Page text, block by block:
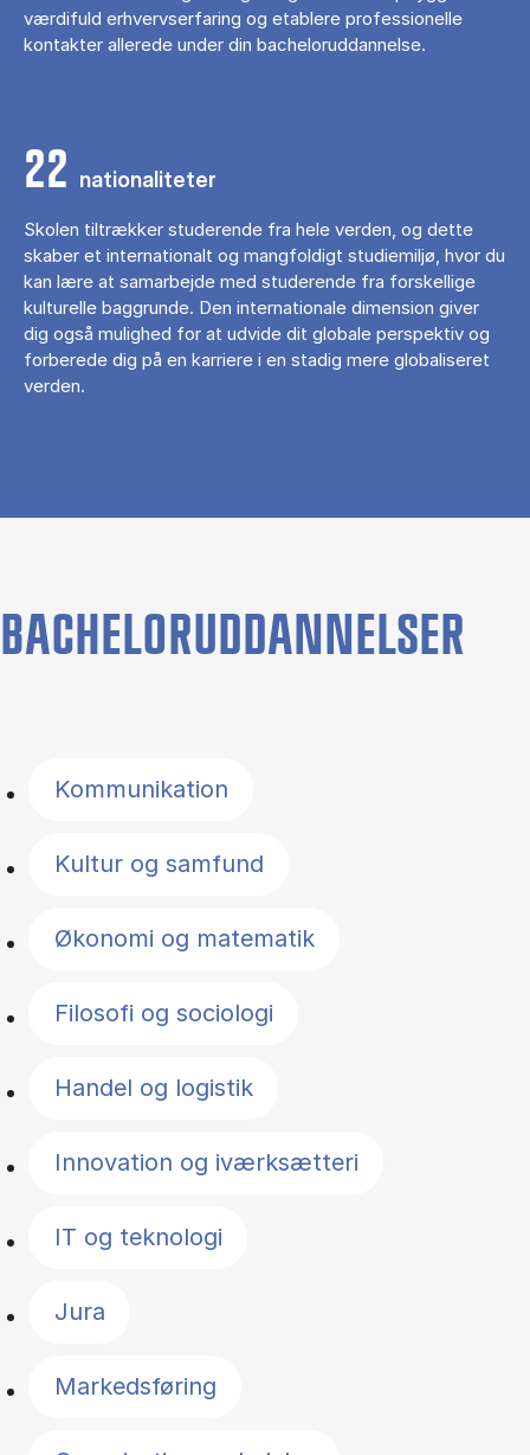
værdifuld erhvervserfaring og etablere professionelle
kontakter allerede under din bacheloruddannelse.
22 nationaliteter
Skolen tiltrækker studerende fra hele verden, og dette
skaber et internationalt og mangfoldigt studiemiljø, hvor du
kan lære at samarbejde med studerende fra forskellige
kulturelle baggrunde. Den internationale dimension giver
dig også mulighed for at udvide dit globale perspektiv og
forberede dig på en karriere i en stadig mere globaliseret
verden.
BACHELORUDDANNELSER
Kommunikation
Kultur og samfund
Økonomi og matematik
Filosofi og sociologi
Handel og logistik
Innovation og iværksætteri
IT og teknologi
Jura
Markedsføring